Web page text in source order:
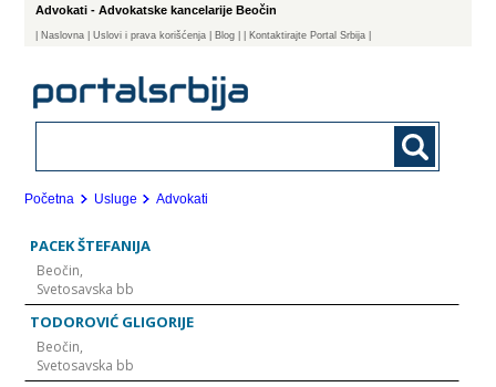
Advokati - Advokatske kancelarije Beočin
Naslovna | Uslovi i prava korišćenja Blog | Kontaktirajte Portal Srbija |
Početna Usluge Advokati
PACEK ŠTEFANIJA
Beočin,
Svetosavska bb
TODOROVIĆ GLIGORIJE
Beočin,
Svetosavska bb